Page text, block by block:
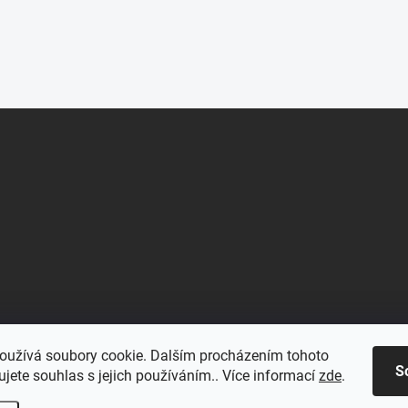
soubory cookie. Dalším procházením tohoto
souhlas s jejich používáním.. Více informací zde.